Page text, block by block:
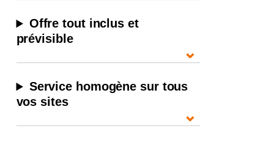
Offre tout inclus et
prévisible
⌄
Service homogène sur tous
vos sites
⌄